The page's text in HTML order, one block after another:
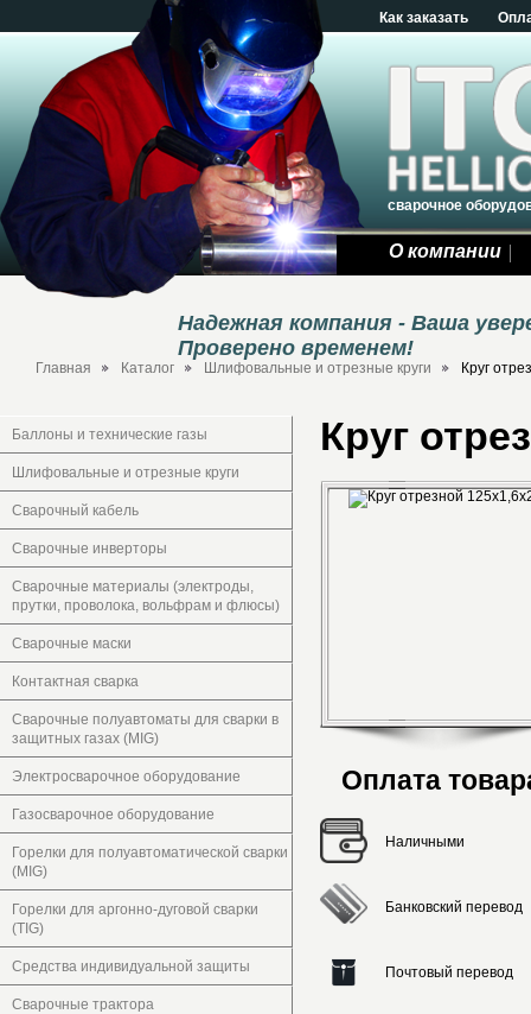
Как заказать
сварочное
О компании
Надежная компания - Ваша
Проверено временем!
Главная Каталог Шлифовальные и отрезные круги Круг
Баллоны и технические газы
Шлифовальные и отрезные круги
Сварочный кабель
Сварочные инверторы
Сварочные материалы (электроды,
прутки, проволока, вольфрам и флюсы)
Сварочные маски
Контактная сварка
Сварочные полуавтоматы для сварки в
защитных газах (MIG)
Электросварочное оборудование
Газосварочное оборудование
Горелки для полуавтоматической сварки
(MIG)
Горелки для аргонно-дуговой сварки
(TIG)
Средства индивидуальной защиты
Сварочные трактора
Круг
Оплата
Наличными
Банковский перевод
Почтовый перевод